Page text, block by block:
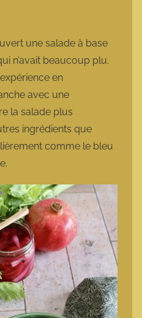
o
t
t
e
une salade à base
n’avait beaucoup plu.
en
avec une
la salade plus
ingrédients que
comme le bleu